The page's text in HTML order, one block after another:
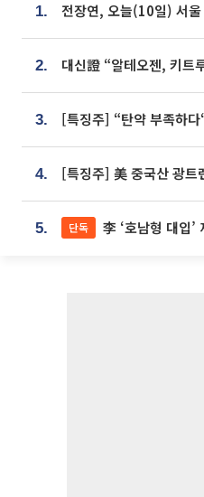
1.
2.
3.
4.
5. 단독 李 ‘호남형 대입’ 제안에 교